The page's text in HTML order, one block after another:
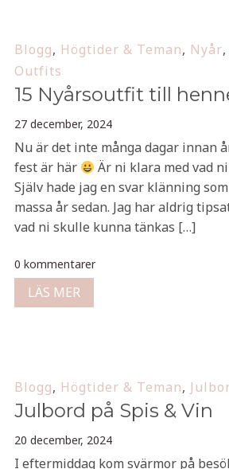
Blogg, Högtider & Teman, Nyår,
Outfits
15 Nyårsoutfit till
27 december, 2024
Nu är det inte många dagar innan
fest är här
Är ni klara med vad
Själv hade jag en svar klänning
massa år sedan. Jag har aldrig
vad ni skulle kunna tänkas […]
0 kommentarer
LÄS MER
Blogg, Högtider & Teman,
Julbord på Spis & Vin
20 december, 2024
I eftermiddag kom svärmor på